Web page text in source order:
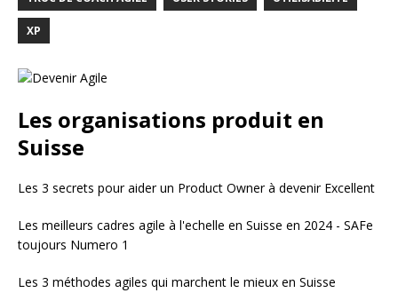
XP
Les organisations produit en
Suisse
Les 3 secrets pour aider un Product Owner à devenir Excellent
Les meilleurs cadres agile à l'echelle en Suisse en 2024 - SAFe
toujours Numero 1
Les 3 méthodes agiles qui marchent le mieux en Suisse